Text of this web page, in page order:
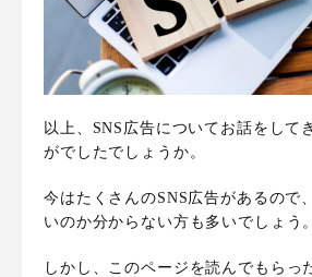
以上、SNS広告についてお話をして
がでしたでしょうか。
今はたくさんのSNS広告があるので
いのか分からない方も多いでしょう。
しかし、このページを読んでもらっ